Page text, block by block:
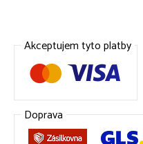
Akceptujem tyto platby
Doprava